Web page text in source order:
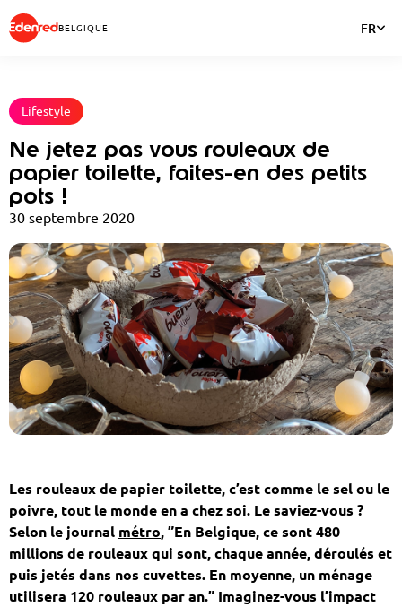
BELGIQUE FR
Lifestyle
Ne jetez pas vous rouleaux de
papier toilette, faites-en des petits
pots !
30 septembre 2020
Les rouleaux de papier toilette, c’est comme le sel ou le
poivre, tout le monde en a chez soi. Le saviez-vous ?
Selon le journal métro, ”En Belgique, ce sont 480
millions de rouleaux qui sont, chaque année, déroulés et
puis jetés dans nos cuvettes. En moyenne, un ménage
utilisera 120 rouleaux par an.” Imaginez-vous l’impact